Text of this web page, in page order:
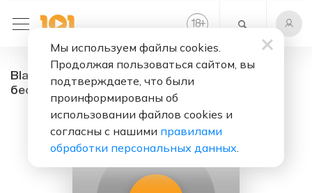
18+
Black Record - радио онлайн. Слушать
бесплатно
Мы используем файлы cookies.
Продолжая пользоваться сайтом, вы
подтверждаете, что были
проинформированы об
использовании файлов cookies и
согласны с нашими правилами
обработки персональных данных.